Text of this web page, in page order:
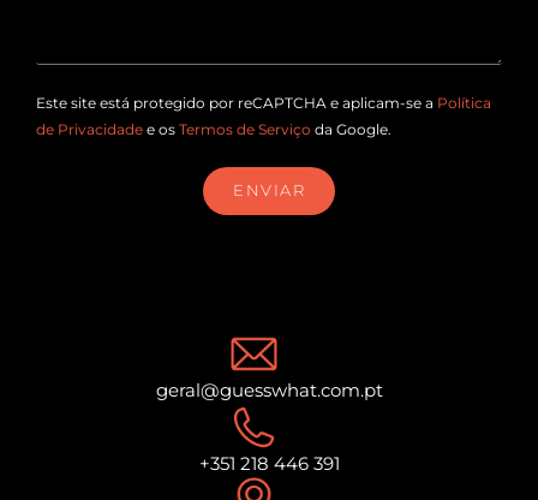
Este site está protegido por reCAPTCHA e aplicam-se a Política
de Privacidade e os Termos de Serviço da Google.
ENVIAR
geral@guesswhat.com.pt
+351 218 446 391